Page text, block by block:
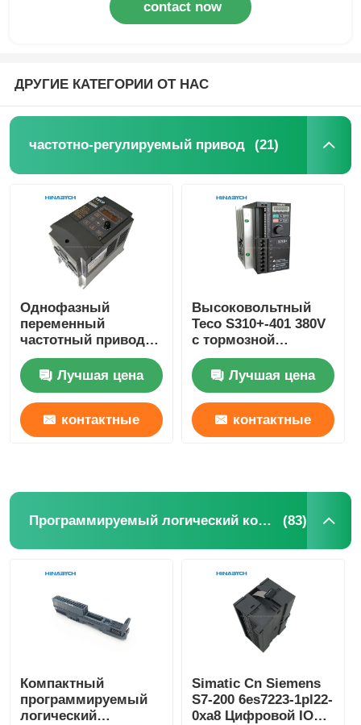
contact now
ДРУГИЕ КАТЕГОРИИ ОТ НАС
частотно-регулируемый привод (21)
Однофазный
переменный
частотный привод
N310-2001-Hxc 220V
0,75kw VFD привод
Teco
Лучшая цена
контактные
Высоковольтный
Teco S310+-401 380V
с тормозной
функцией
/402/403/405-H3bcdc
Лучшая цена
контактные
Программируемый логический контроллер (83)
Компактный
программируемый
логический
Simatic Cn Siemens
S7-200 6es7223-1pl22-
0xa8 Цифровой IO